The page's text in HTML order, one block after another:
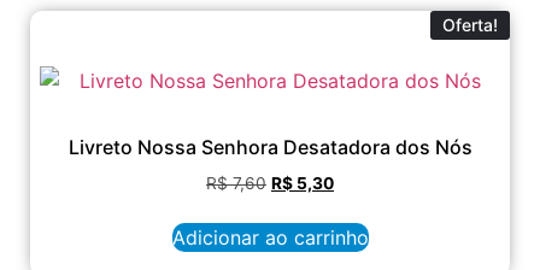
Oferta!
Livreto Nossa Senhora Desatadora dos Nós
R$7,60 R$ 5,30
Adicionar ao carrinho